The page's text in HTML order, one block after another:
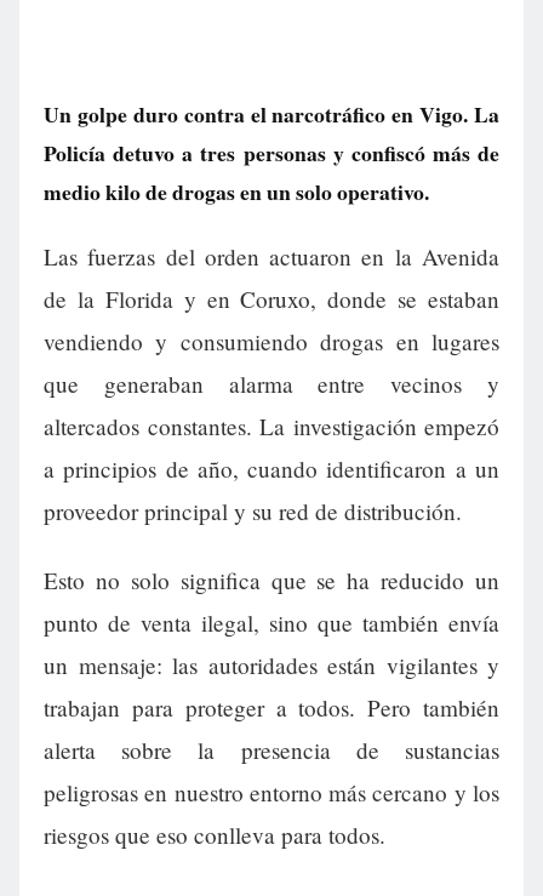
Un golpe duro contra el narcotráfico en Vigo. La
Policía detuvo a tres personas y confiscó más de
medio kilo de drogas en un solo operativo.
Las fuerzas del orden actuaron en la Avenida
de la Florida y en Coruxo, donde se estaban
vendiendo y consumiendo drogas en lugares
que generaban alarma entre vecinos y
altercados constantes. La investigación empezó
a principios de año, cuando identificaron a un
proveedor principal y su red de distribución.
Esto no solo significa que se ha reducido un
punto de venta ilegal, sino que también envía
un mensaje: las autoridades están vigilantes y
trabajan para proteger a todos. Pero también
alerta sobre la presencia de sustancias
peligrosas en nuestro entorno más cercano y los
riesgos que eso conlleva para todos.